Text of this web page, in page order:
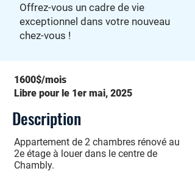
Offrez-vous un cadre de vie
exceptionnel dans votre nouveau
chez-vous !
1600$/mois
Libre pour le 1er mai, 2025
Description
Appartement de 2 chambres rénové au
2e étage à louer dans le centre de
Chambly.